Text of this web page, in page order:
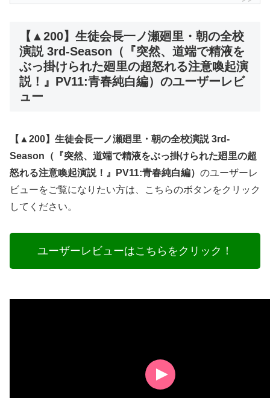
【▲200】生徒会長一ノ瀬廻里・朝の全校
演説 3rd-Season（『突然、道端で精液を
ぶっ掛けられた廻里の超怒れる注意喚起演
説！』PV11:青春純白編）のユーザーレビ
ュー
【▲200】生徒会長一ノ瀬廻里・朝の全校演説 3rd-
Season（『突然、道端で精液をぶっ掛けられた廻里の超
怒れる注意喚起演説！』PV11:青春純白編） のユーザーレ
ビューをご覧になりたい方は、こちらのボタンをクリック
してください。
ユーザーレビューはこちらをクリック！